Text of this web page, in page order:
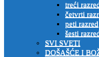
treći
četvrti
peti razred
šesti
SVI SVETI
DOŠAŠĆE I